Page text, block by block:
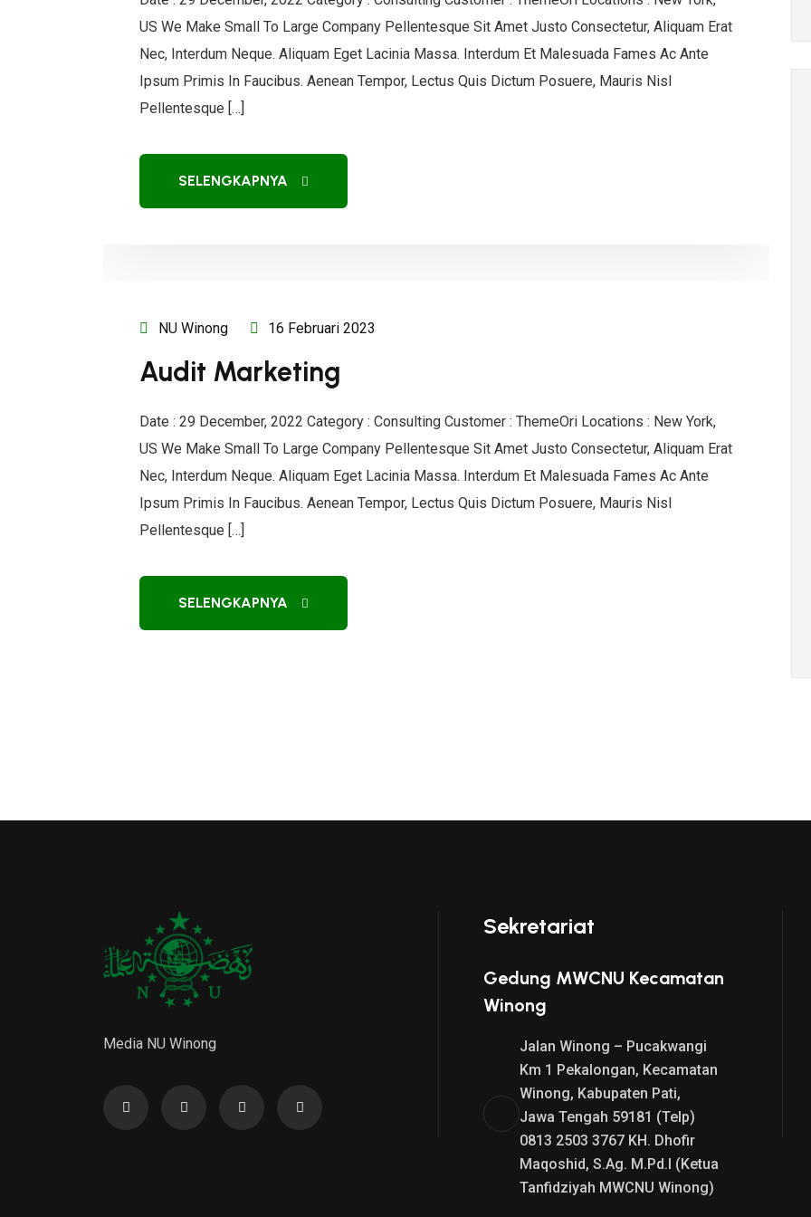
US We Make Small To Large Company Pellentesque Sit Amet Justo Consectetur, Aliquam Erat
Nec, Interdum Neque. Aliquam Eget Lacinia Massa. Interdum Et Malesuada Fames Ac Ante
Ipsum Primis In Faucibus. Aenean Tempor, Lectus Quis Dictum Posuere, Mauris Nisl
Pellentesque […]
SELENGKAPNYA
NU Winong 16 Februari 2023
Audit Marketing
Date : 29 December, 2022 Category : Consulting Customer : ThemeOri Locations : New York,
US We Make Small To Large Company Pellentesque Sit Amet Justo Consectetur, Aliquam Erat
Nec, Interdum Neque. Aliquam Eget Lacinia Massa. Interdum Et Malesuada Fames Ac Ante
Ipsum Primis In Faucibus. Aenean Tempor, Lectus Quis Dictum Posuere, Mauris Nisl
Pellentesque […]
SELENGKAPNYA
Media NU Winong
Sekretariat
Gedung MWCNU Kecamatan
Winong
Jalan Winong – Pucakwangi
Km 1 Pekalongan, Kecamatan
Winong, Kabupaten Pati,
Jawa Tengah 59181 (Telp)
0813 2503 3767 KH. Dhofir
Maqoshid, S.Ag. M.Pd.I (Ketua
Tanfidziyah MWCNU Winong)